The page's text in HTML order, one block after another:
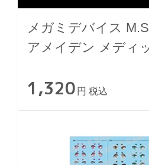
メガミデバイス
アメイデン メディ
1,320 円 税込